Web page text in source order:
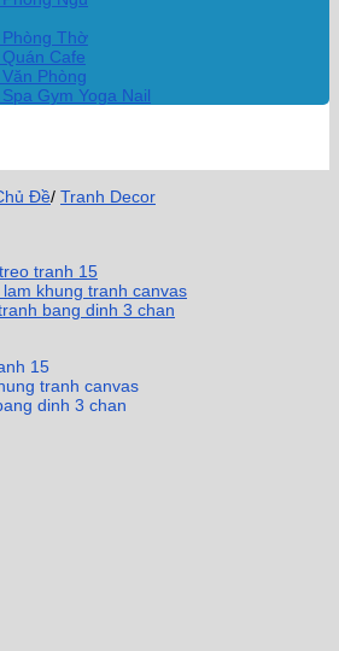
Thờ
Cafe
Phòng
Gym Yoga Nail
Đề/ Tranh Decor